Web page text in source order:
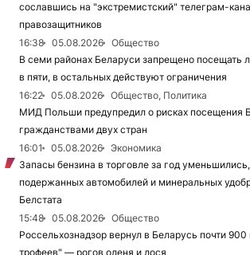
сославшись на "экстремистский" телеграм-
правозащитников
16:38
05.08.2026
Общество
В семи районах Беларуси запрещено посещать
в пяти, в остальных действуют ограничения
16:22
05.08.2026
Общество, Политика
МИД Польши предупредил о рисках посещения
гражданствами двух стран
16:01
05.08.2026
Экономика
Запасы бензина в торговле за год
подержанных автомобилей и минеральных
Белстата
15:48
05.08.2026
Общество
Россельхознадзор вернул в Беларусь почти 900
трофеев" — рогов оленя и лося